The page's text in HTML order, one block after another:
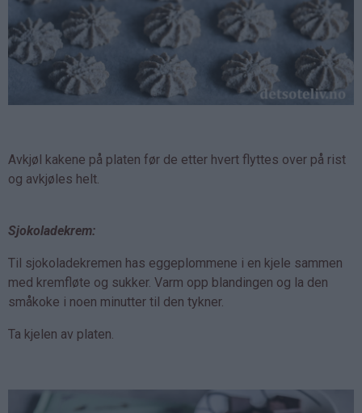
Avkjøl kakene på platen før de etter hvert flyttes over på rist
og avkjøles helt.
Sjokoladekrem:
Til sjokoladekremen has eggeplommene i en kjele sammen
med kremfløte og sukker. Varm opp blandingen og la den
småkoke i noen minutter til den tykner.
Ta kjelen av platen.